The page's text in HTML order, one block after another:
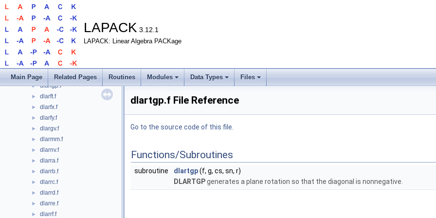
LAPACK 3.12.1
LAPACK: Linear Algebra PACKage
Main Page Related Pages Routines Modules Data Types Files
► dlar2v.f
► dlarf.f
► dlarf1f.f
► dlarf1l.f
► dlarfb.f
► dlarfb_gett.f
► dlarfg.f
► dlarfgp.f
► dlarft.f
► dlarfx.f
► dlarfy.f
► dlargv.f
► dlarmm.f
► dlarnv.f
► dlarra.f
► dlarrb.f
► dlarrc.f
► dlarrd.f
► dlarre.f
► dlarrf.f
dlartgp.f File Reference
Go to the source code of this file.
Functions/Subroutines
subroutine dlartgp(f, g, cs, sn, r)
DLARTGPgenerates a plane rotation so that the diagonal is nonnegative.